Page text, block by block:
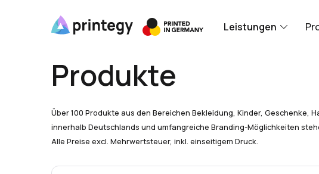
Leistungen
Produkte
Über 100 Produkte aus den Bereichen Bekleidung, Kinder, Geschenke,
innerhalb Deutschlands und umfangreiche Branding-Möglichkeiten
Alle Preise excl. Mehrwertsteuer, inkl. einseitigem Druck.